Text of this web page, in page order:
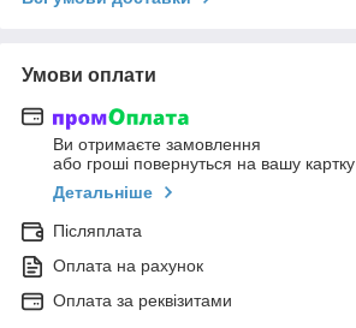
Умови оплати
Ви отримаєте замовлення
або гроші повернуться на вашу картку
Детальніше
Післяплата
Оплата на рахунок
Оплата за реквізитами